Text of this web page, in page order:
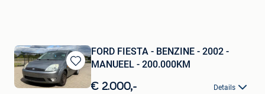
Bewaren
in
FORD FIESTA - BENZINE - 2002 -
MANUEEL - 200.000KM
€ 2.000,- Details